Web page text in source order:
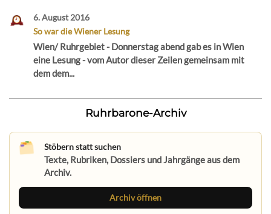
6. August 2016
So war die Wiener Lesung
Wien/ Ruhrgebiet - Donnerstag abend gab es in Wien
eine Lesung - vom Autor dieser Zeilen gemeinsam mit
dem dem...
Ruhrbarone-Archiv
Stöbern statt suchen
Texte, Rubriken, Dossiers und Jahrgänge aus dem
Archiv.
Archiv öffnen